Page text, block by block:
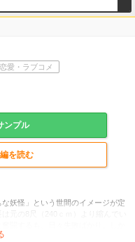
恋愛・ラブコメ
ンプル
を読む
妖怪」という世間のイメージが定
尺様の大ファンの青年・誠一郎と